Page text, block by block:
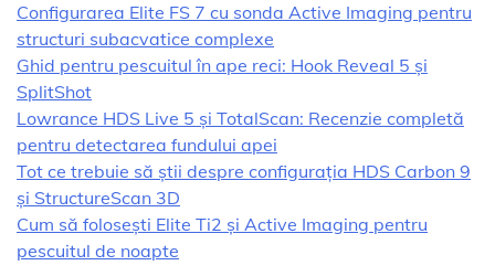
Configurarea Elite FS 7 cu sonda Active Imaging pentru
structuri subacvatice complexe
Ghid pentru pescuitul în ape reci: Hook Reveal 5 și
SplitShot
Lowrance HDS Live 5 și TotalScan: Recenzie completă
pentru detectarea fundului apei
Tot ce trebuie să știi despre configurația HDS Carbon 9
și StructureScan 3D
Cum să folosești Elite Ti2 și Active Imaging pentru
pescuitul de noapte